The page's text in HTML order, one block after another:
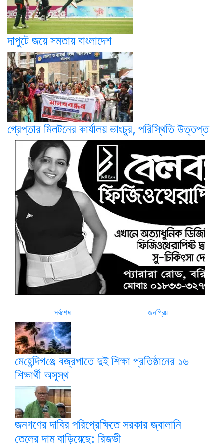
দাপুটে জয়ে সমতায় বাংলাদেশ
গ্রেপ্তার মিলটনের কার্যালয় ভাংচুর, পরিস্থিতি উত্তপ্ত
সর্বশেষ জনপ্রিয়
মে‌হে‌ন্দিগ‌ঞ্জে বজ্রপাতে দুই শিক্ষা প্রতিষ্ঠানের ১৬
শিক্ষার্থী অসুস্থ
জনগণের দাবির পরিপ্রেক্ষিতে সরকার জ্বালানি
তেলের দাম বাড়িয়েছে: রিজভী